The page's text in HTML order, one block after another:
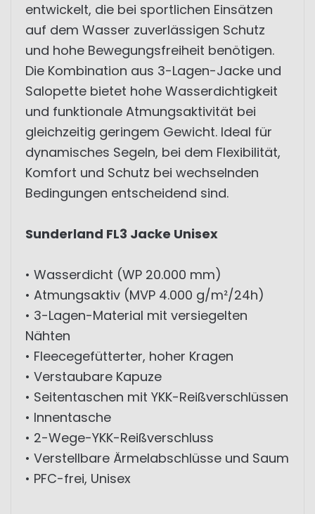
entwickelt, die bei sportlichen Einsätzen
auf dem Wasser zuverlässigen Schutz
und hohe Bewegungsfreiheit benötigen.
Die Kombination aus 3-Lagen-Jacke und
Salopette bietet hohe Wasserdichtigkeit
und funktionale Atmungsaktivität bei
gleichzeitig geringem Gewicht. Ideal für
dynamisches Segeln, bei dem Flexibilität,
Komfort und Schutz bei wechselnden
Bedingungen entscheidend sind.
Sunderland FL3 Jacke Unisex
• Wasserdicht (WP 20.000 mm)
• Atmungsaktiv (MVP 4.000 g/m²/24h)
• 3-Lagen-Material mit versiegelten
Nähten
• Fleecegefütterter, hoher Kragen
• Verstaubare Kapuze
• Seitentaschen mit YKK-Reißverschlüssen
• Innentasche
• 2-Wege-YKK-Reißverschluss
• Verstellbare Ärmelabschlüsse und Saum
• PFC-frei, Unisex